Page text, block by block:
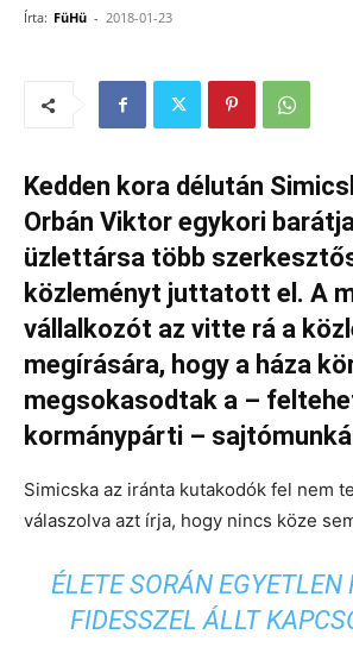
Írta: FüHü - 2018-01-23
Kedden kora délután
Orbán Viktor egykori
üzlettársa több
közleményt juttatott el. A
vállalkozót az vitte rá a
megírására, hogy a háza
megsokasodtak a –
kormánypárti –
Simicska az iránta kutakodók fel nem
válaszolva azt írja, hogy nincs köze
ÉLETE SORÁN EGYETLEN
FIDESSZEL ÁLLT